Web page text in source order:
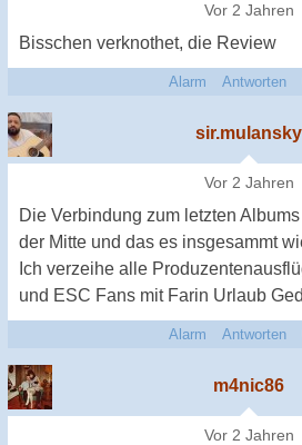
Vor 2 Jahren
Bisschen verknothet, die Review
Alarm Antworten
sir.mulansky
Vor 2 Jahren
Die Verbindung zum letzten
der Mitte und das es insgesammt
Ich verzeihe alle
und ESC Fans mit Farin Urlaub
Alarm Antworten
m4nic86
Vor 2 Jahren